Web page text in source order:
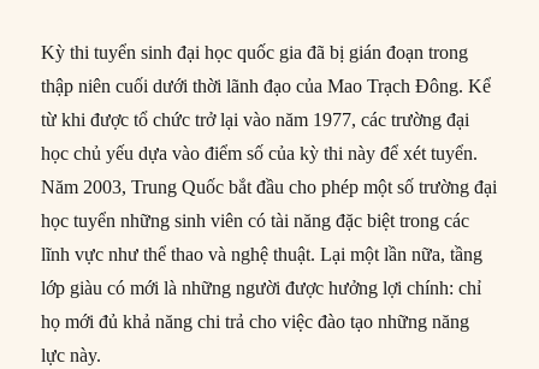
Kỳ thi tuyển sinh đại học quốc gia đã bị gián đoạn trong
thập niên cuối dưới thời lãnh đạo của Mao Trạch Đông. Kể
từ khi được tổ chức trở lại vào năm 1977, các trường đại
học chủ yếu dựa vào điểm số của kỳ thi này để xét tuyển.
Năm 2003, Trung Quốc bắt đầu cho phép một số trường đại
học tuyển những sinh viên có tài năng đặc biệt trong các
lĩnh vực như thể thao và nghệ thuật. Lại một lần nữa, tầng
lớp giàu có mới là những người được hưởng lợi chính: chỉ
họ mới đủ khả năng chi trả cho việc đào tạo những năng
lực này.